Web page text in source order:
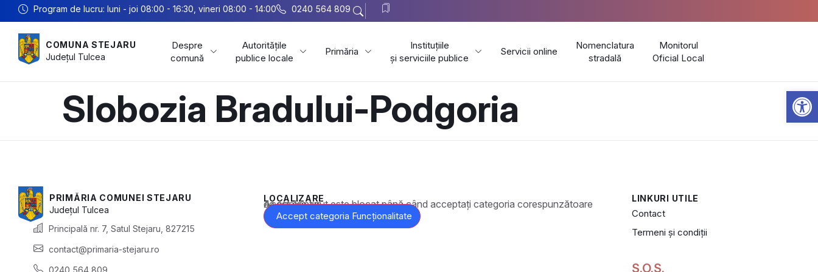
Program de lucru: luni - joi 08:00 - 16:30, vineri 08:00 - 14:00 0240 564 809
COMUNA STEJARU
Județul Tulcea
Despre
comună
Autoritățile
publice locale
Primăria
Instituțiile
și serviciile publice
Servicii online
Nomenclatura
stradală
Monitorul
Oficial Local
Slobozia Bradului-Podgoria
PRIMĂRIA COMUNEI STEJARU
Județul Tulcea
Principală nr. 7, Satul Stejaru, 827215
contact@primaria-stejaru.ro
0240 564 809
LOCALIZARE
Acest conținut este blocat până când acceptați categoria corespunzătoare de cookie-uri.
Accept categoria Funcționalitate
LINKURI UTILE
Contact
Termeni și condiții
S.O.S.